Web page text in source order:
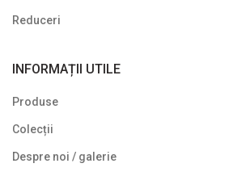
Reduceri
INFORMAȚII UTILE
Produse
Colecții
Despre noi / galerie